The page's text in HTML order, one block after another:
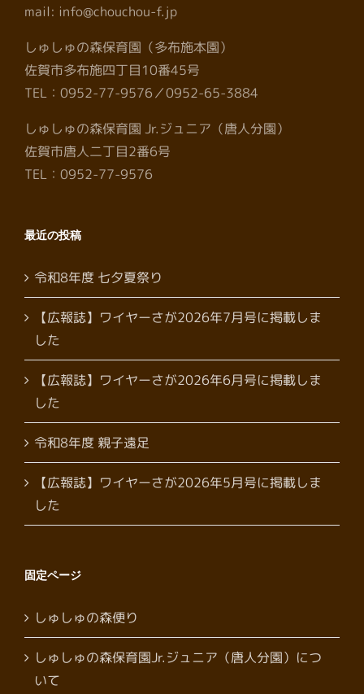
mail: info@chouchou-f.jp
しゅしゅの森保育園（多布施本園）
佐賀市多布施四丁目10番45号
TEL：0952-77-9576／0952-65-3884
しゅしゅの森保育園 Jr.ジュニア（唐人分園）
佐賀市唐人二丁目2番6号
TEL：0952-77-9576
最近の投稿
令和8年度 七夕夏祭り
【広報誌】ワイヤーさが2026年7月号に掲載しま
した
【広報誌】ワイヤーさが2026年6月号に掲載しま
した
令和8年度 親子遠足
【広報誌】ワイヤーさが2026年5月号に掲載しま
した
固定ページ
しゅしゅの森便り
しゅしゅの森保育園Jr.ジュニア（唐人分園）につ
いて